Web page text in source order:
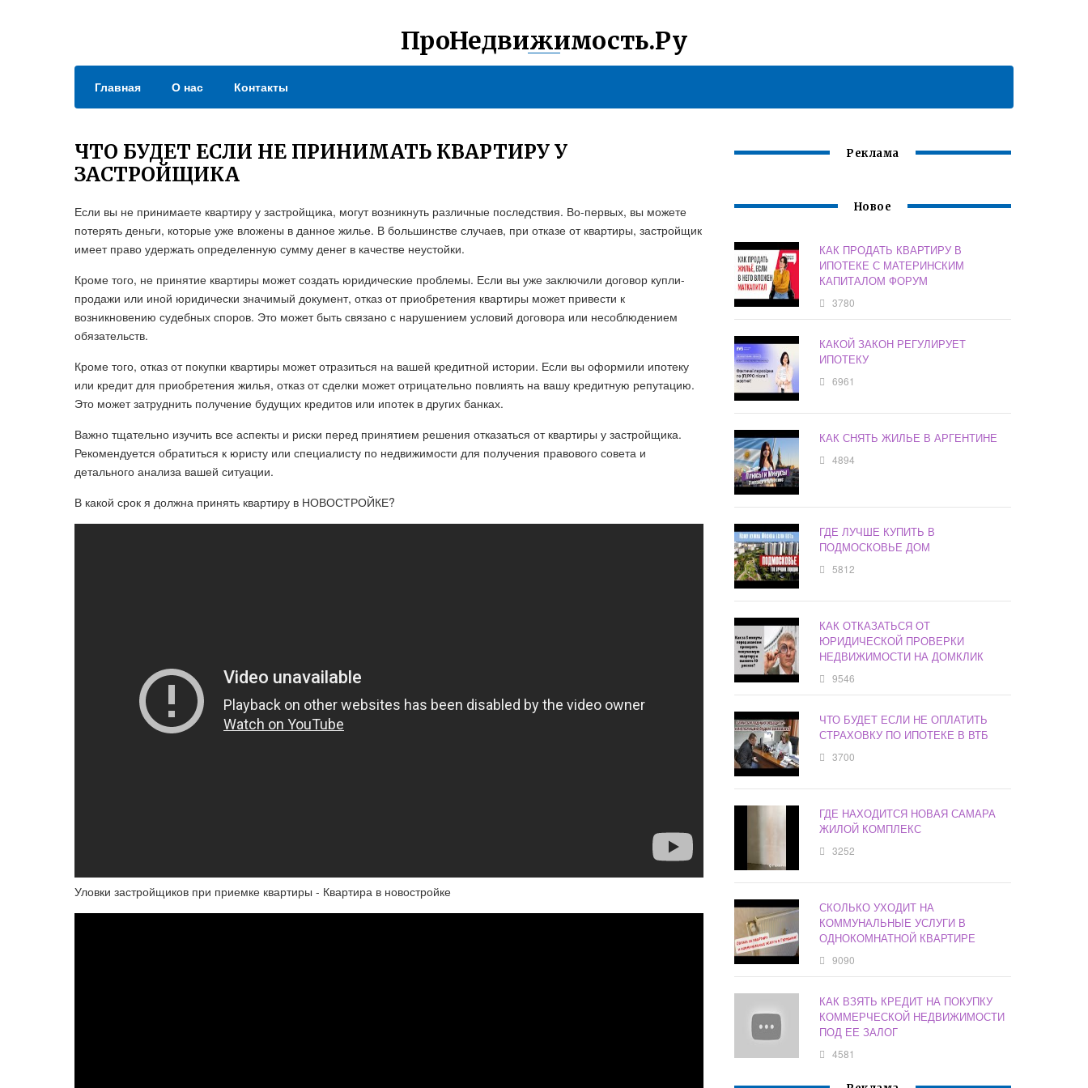
ПроНедвижимость.Ру
Главная О нас Контакты
ЧТО БУДЕТ ЕСЛИ НЕ ПРИНИМАТЬ КВАРТИРУ У
ЗАСТРОЙЩИКА
Если вы не принимаете квартиру у застройщика, могут возникнуть различные последствия. Во-первых, вы можете
потерять деньги, которые уже вложены в данное жилье. В большинстве случаев, при отказе от квартиры, застройщик
имеет право удержать определенную сумму денег в качестве неустойки.
Кроме того, не принятие квартиры может создать юридические проблемы. Если вы уже заключили договор купли-
продажи или иной юридически значимый документ, отказ от приобретения квартиры может привести к
возникновению судебных споров. Это может быть связано с нарушением условий договора или несоблюдением
обязательств.
Кроме того, отказ от покупки квартиры может отразиться на вашей кредитной истории. Если вы оформили ипотеку
или кредит для приобретения жилья, отказ от сделки может отрицательно повлиять на вашу кредитную репутацию.
Это может затруднить получение будущих кредитов или ипотек в других банках.
Важно тщательно изучить все аспекты и риски перед принятием решения отказаться от квартиры у застройщика.
Рекомендуется обратиться к юристу или специалисту по недвижимости для получения правового совета и
детального анализа вашей ситуации.
В какой срок я должна принять квартиру в НОВОСТРОЙКЕ?
Уловки застройщиков при приемке квартиры - Квартира в новостройке
Реклама
Новое
КАК ПРОДАТЬ КВАРТИРУ В
ИПОТЕКЕ С МАТЕРИНСКИМ
КАПИТАЛОМ ФОРУМ
3780
КАКОЙ ЗАКОН РЕГУЛИРУЕТ
ИПОТЕКУ
6961
КАК СНЯТЬ ЖИЛЬЕ В АРГЕНТИНЕ
4894
ГДЕ ЛУЧШЕ КУПИТЬ В
ПОДМОСКОВЬЕ ДОМ
5812
КАК ОТКАЗАТЬСЯ ОТ
ЮРИДИЧЕСКОЙ ПРОВЕРКИ
НЕДВИЖИМОСТИ НА ДОМКЛИК
9546
ЧТО БУДЕТ ЕСЛИ НЕ ОПЛАТИТЬ
СТРАХОВКУ ПО ИПОТЕКЕ В ВТБ
3700
ГДЕ НАХОДИТСЯ НОВАЯ САМАРА
ЖИЛОЙ КОМПЛЕКС
3252
СКОЛЬКО УХОДИТ НА
КОММУНАЛЬНЫЕ УСЛУГИ В
ОДНОКОМНАТНОЙ КВАРТИРЕ
9090
КАК ВЗЯТЬ КРЕДИТ НА ПОКУПКУ
КОММЕРЧЕСКОЙ НЕДВИЖИМОСТИ
ПОД ЕЕ ЗАЛОГ
4581